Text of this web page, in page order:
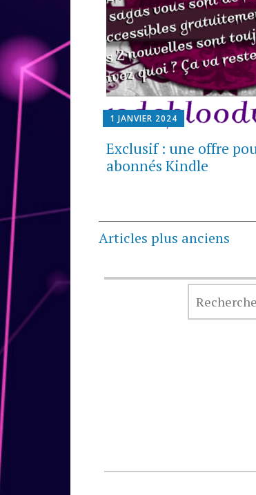
1 JANVIER 2024
Exclusif : une offre
abonnés Kindle
Navigation
articles
Articles plus anciens